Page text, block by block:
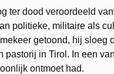
ter dood veroordeeld
politieke, militaire als
getoond, hij sloeg
pastorij in Tirol. In een
ontmoet had.